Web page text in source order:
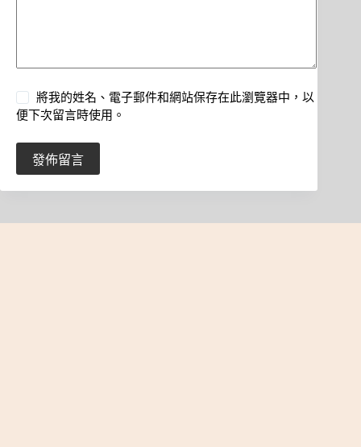
將我的姓名、電子郵件和網站保存在此瀏覽器中，以
便下次留言時使用。
發佈留言